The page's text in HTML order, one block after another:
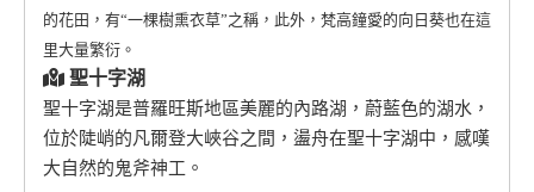
的花田，有“一棵樹熏衣草”之稱，此外，梵高鐘愛的向日葵也在這
里大量繁衍。
聖十字湖
聖十字湖是普羅旺斯地區美麗的內路湖，蔚藍色的湖水，
位於陡峭的凡爾登大峽谷之間，盪舟在聖十字湖中，感嘆
大自然的鬼斧神工。